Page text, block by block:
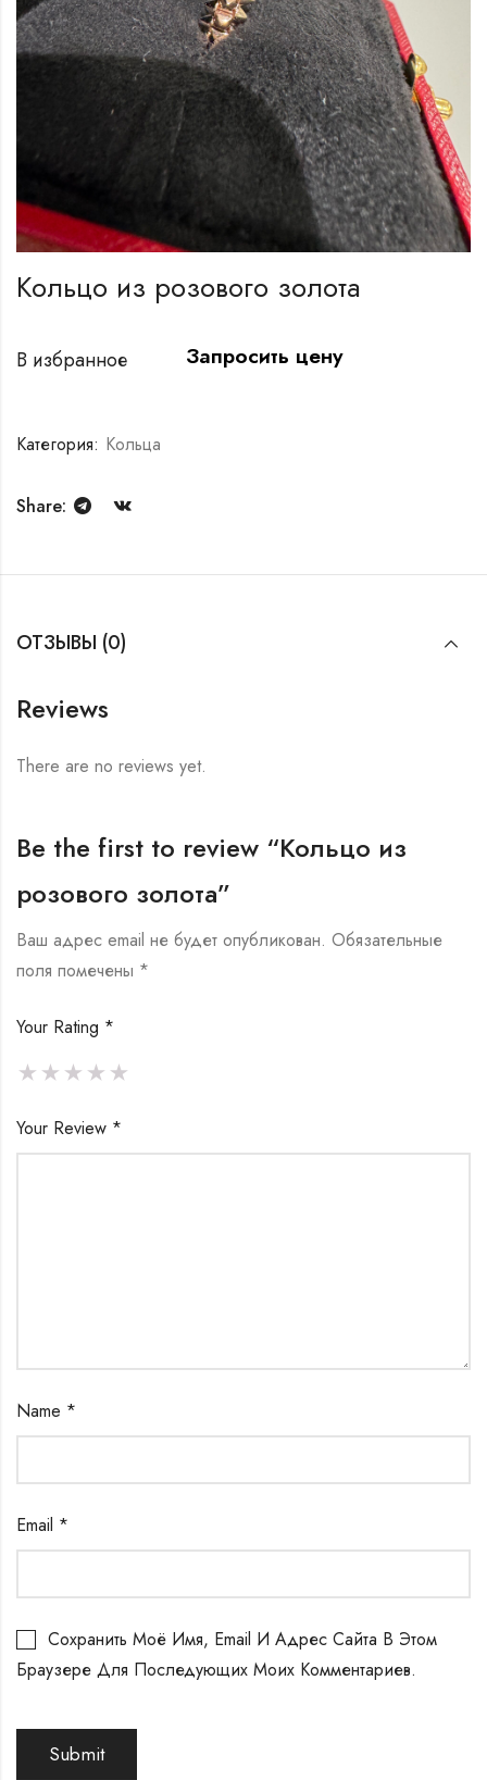
Кольцо из розового золота
В избранное Запросить цену
Категория: Кольца
Share:
ОТЗЫВЫ (0)
Reviews
There are no reviews yet.
Be the first to review “Кольцо из
розового золота”
Ваш адрес email не будет опубликован. Обязательные
поля помечены *
Your Rating *
Your Review *
Name *
Email *
Сохранить Моё Имя, Email И Адрес Сайта В Этом
Браузере Для Последующих Моих Комментариев.